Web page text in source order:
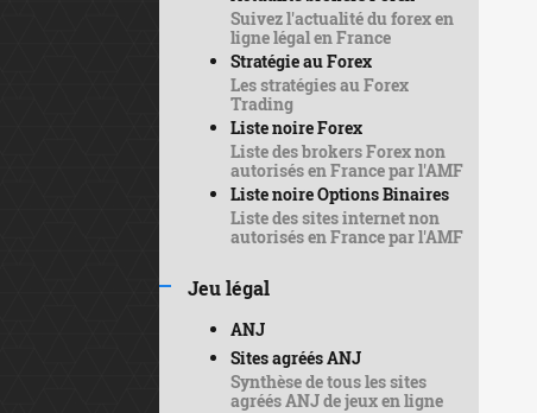
Suivez l'actualité du forex en
ligne légal en France
Stratégie au Forex
Les stratégies au Forex
Trading
Liste noire Forex
Liste des brokers Forex non
autorisés en France par l'AMF
Liste noire Options Binaires
Liste des sites internet non
autorisés en France par l'AMF
Jeu légal
ANJ
Sites agréés ANJ
Synthèse de tous les sites
agréés ANJ de jeux en ligne